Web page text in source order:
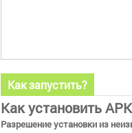
Как запустить?
Как установить
Разрешение установки из